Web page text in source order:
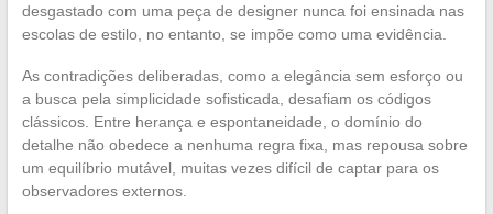
desgastado com uma peça de designer nunca foi ensinada nas
escolas de estilo, no entanto, se impõe como uma evidência.
As contradições deliberadas, como a elegância sem esforço ou
a busca pela simplicidade sofisticada, desafiam os códigos
clássicos. Entre herança e espontaneidade, o domínio do
detalhe não obedece a nenhuma regra fixa, mas repousa sobre
um equilíbrio mutável, muitas vezes difícil de captar para os
observadores externos.